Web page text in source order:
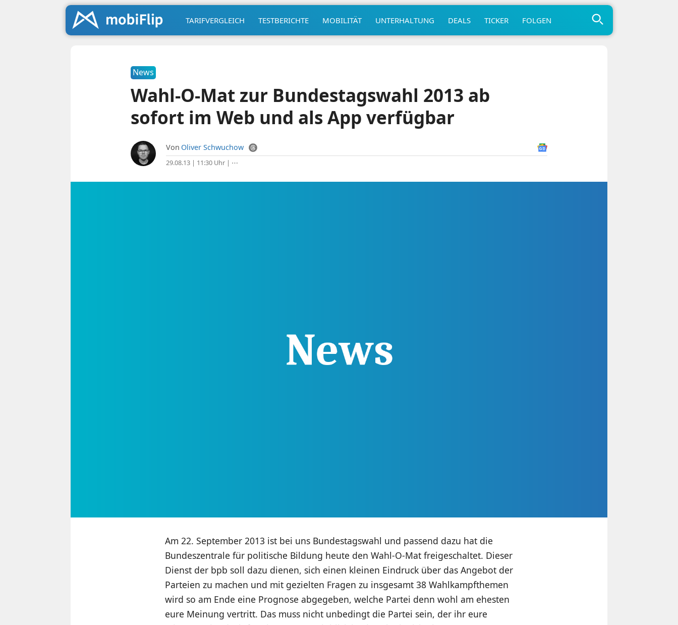
TARIFVERGLEICH TESTBERICHTE MOBILITÄT UNTERHALTUNG DEALS TICKER FOLGEN
News
Wahl-O-Mat zur Bundestagswahl 2013 ab
sofort im Web und als App verfügbar
Von Oliver Schwuchow
29.08.13 | 11:30 Uhr| ⋯
Am 22. September 2013 ist bei uns Bundestagswahl und passend dazu hat die
Bundeszentrale für politische Bildung heute den Wahl-O-Mat freigeschaltet. Dieser
Dienst der bpb soll dazu dienen, sich einen kleinen Eindruck über das Angebot der
Parteien zu machen und mit gezielten Fragen zu insgesamt 38 Wahlkampfthemen
wird so am Ende eine Prognose abgegeben, welche Partei denn wohl am ehesten
eure Meinung vertritt. Das muss nicht unbedingt die Partei sein, der ihr eure